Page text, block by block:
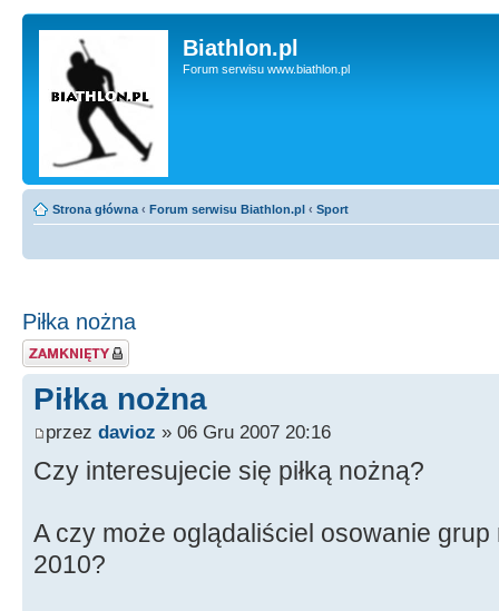
Biathlon.pl
Forum serwisu www.biathlon.pl
Strona główna ‹ Forum serwisu Biathlon.pl ‹ Sport
Piłka nożna
Zablokowany temat
Piłka nożna
przez davioz » 06 Gru 2007 20:16
Czy interesujecie się piłką nożną?
A czy może oglądaliściel osowanie
2010?